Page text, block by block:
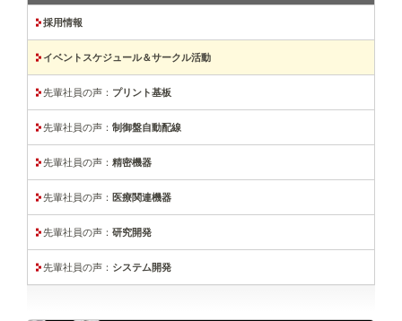
採用情報
イベントスケジュール＆サークル活動
先輩社員の声： プリント基板
先輩社員の声： 制御盤自動配線
先輩社員の声： 精密機器
先輩社員の声： 医療関連機器
先輩社員の声： 研究開発
先輩社員の声： システム開発